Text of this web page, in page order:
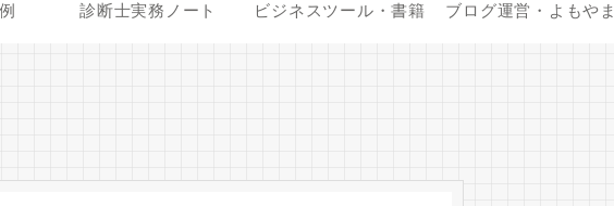
診断士実務ノート ビジネスツール・書籍 ブログ運営・よもやま